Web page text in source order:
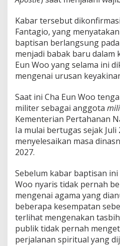
a
W
a
j
i
b
M
i
t
e
r
Kabar tersebut
Fantagio, yang
baptisan berlangsung
menjadi babak baru dalam
Eun Woo yang selama ini
mengenai urusan
Saat ini Cha Eun Woo
militer sebagai anggota
Kementerian Pertahanan
Ia mulai bertugas sejak Juli
menyelesaikan masa
2027.
Sebelum kabar baptisan
Woo nyaris tidak pernah
mengenai agama yang
beberapa kesempatan
terlihat mengenakan
publik tidak pernah
perjalanan spiritual yang